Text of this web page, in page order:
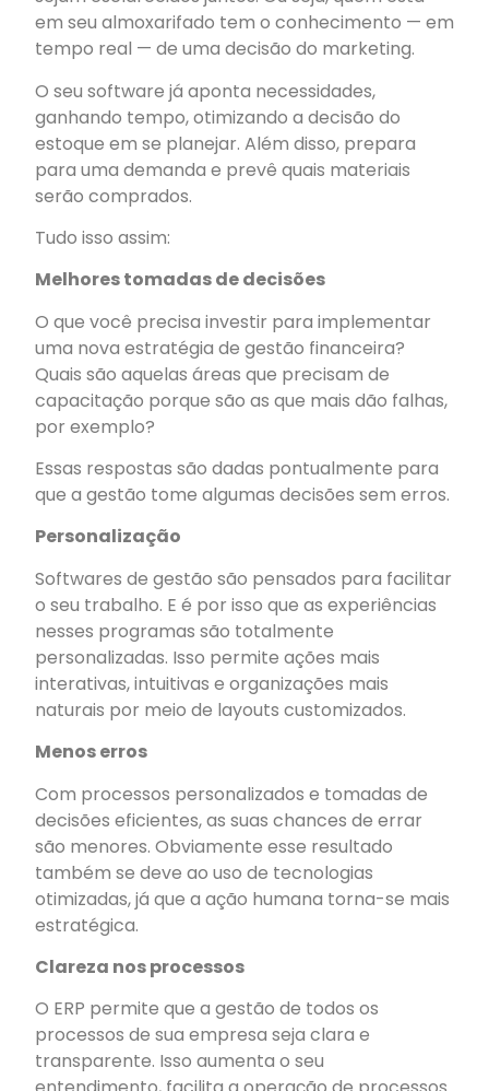
em seu almoxarifado tem o conhecimento — em
tempo real — de uma decisão do marketing.
O seu software já aponta necessidades,
ganhando tempo, otimizando a decisão do
estoque em se planejar. Além disso, prepara
para uma demanda e prevê quais materiais
serão comprados.
Tudo isso assim:
Melhores tomadas de decisões
O que você precisa investir para implementar
uma nova estratégia de gestão financeira?
Quais são aquelas áreas que precisam de
capacitação porque são as que mais dão falhas,
por exemplo?
Essas respostas são dadas pontualmente para
que a gestão tome algumas decisões sem erros.
Personalização
Softwares de gestão são pensados para facilitar
o seu trabalho. E é por isso que as experiências
nesses programas são totalmente
personalizadas. Isso permite ações mais
interativas, intuitivas e organizações mais
naturais por meio de layouts customizados.
Menos erros
Com processos personalizados e tomadas de
decisões eficientes, as suas chances de errar
são menores. Obviamente esse resultado
também se deve ao uso de tecnologias
otimizadas, já que a ação humana torna-se mais
estratégica.
Clareza nos processos
O ERP permite que a gestão de todos os
processos de sua empresa seja clara e
transparente. Isso aumenta o seu